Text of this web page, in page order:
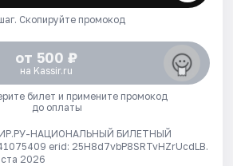
Скопируйте промокод
от 500 ₽
на Kassir.ru
билет и примените промокод
до оплаты
НАЦИОНАЛЬНЫЙ БИЛЕТНЫЙ
erid: 25H8d7vbP8SRTvHZrUcdLB.
2026